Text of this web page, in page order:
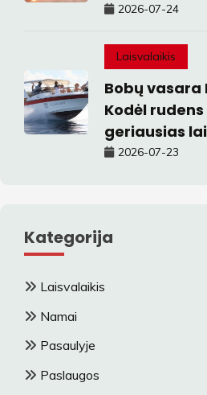
2026-07-24
Laisvalaikis
Bobų vasara
Kodėl
geriausias
2026-07-23
Kategorija
Laisvalaikis
Namai
Pasaulyje
Paslaugos